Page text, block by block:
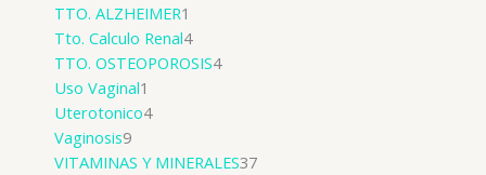
TTO. ALZHEIMER1
Tto. Calculo Renal4
TTO. OSTEOPOROSIS4
Uso Vaginal1
Uterotonico4
Vaginosis9
VITAMINAS Y MINERALES37